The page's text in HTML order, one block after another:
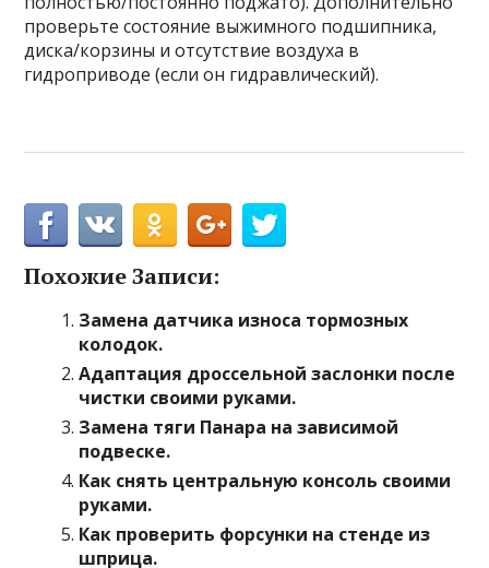
проверьте состояние выжимного подшипника,
диска/корзины и отсутствие воздуха в
гидроприводе (если он гидравлический).
Похожие Записи:
Замена датчика износа тормозных
колодок.
Адаптация дроссельной заслонки после
чистки своими руками.
Замена тяги Панара на зависимой
подвеске.
Как снять центральную консоль своими
руками.
Как проверить форсунки на стенде из
шприца.